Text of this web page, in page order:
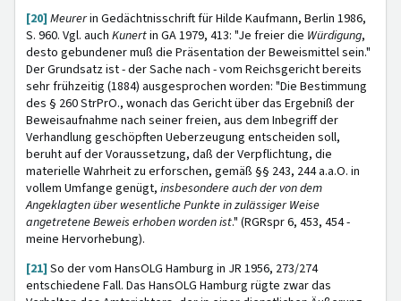
[20] Meurerin Gedächtnisschrift für Hilde Kaufmann, Berlin 1986,
S. 960. Vgl. auch Kunertin GA 1979, 413: "Je freier die Würdigung,
desto gebundener muß die Präsentation der Beweismittel sein."
Der Grundsatz ist - der Sache nach - vom Reichsgericht bereits
sehr frühzeitig (1884) ausgesprochen worden: "Die Bestimmung
des § 260 StrPrO., wonach das Gericht über das Ergebniß der
Beweisaufnahme nach seiner freien, aus dem Inbegriff der
Verhandlung geschöpften Ueberzeugung entscheiden soll,
beruht auf der Voraussetzung, daß der Verpflichtung, die
materielle Wahrheit zu erforschen, gemäß §§ 243, 244 a.a.O. in
vollem Umfange genügt, insbesondere auch der von dem
Angeklagten über wesentliche Punkte in zulässiger Weise
angetretene Beweis erhoben worden ist." (RGRspr 6, 453, 454 -
meine Hervorhebung).
[21] So der vom HansOLG Hamburg in JR 1956, 273/274
entschiedene Fall. Das HansOLG Hamburg rügte zwar das